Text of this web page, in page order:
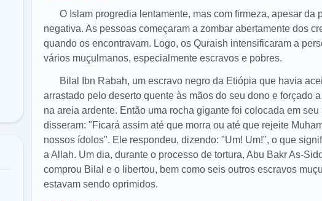
O Islam progredia lentamente, mas com firmeza, apesar da
negativa. As pessoas começaram a zombar abertamente dos
quando os encontravam. Logo, os Quraish intensificaram a
vários muçulmanos, especialmente escravos e pobres.
Bilal Ibn Rabah, um escravo negro da Etiópia que havia
arrastado pelo deserto quente às mãos do seu dono e forçado
na areia ardente. Então uma rocha gigante foi colocada em seu
disseram: "Ficará assim até que morra ou até que rejeite
nossos ídolos". Ele respondeu, dizendo: "Um! Um!", o que
a Allah. Um dia, durante o processo de tortura, Abu Bakr As-
comprou Bilal e o libertou, bem como seis outros escravos
estavam sendo oprimidos.